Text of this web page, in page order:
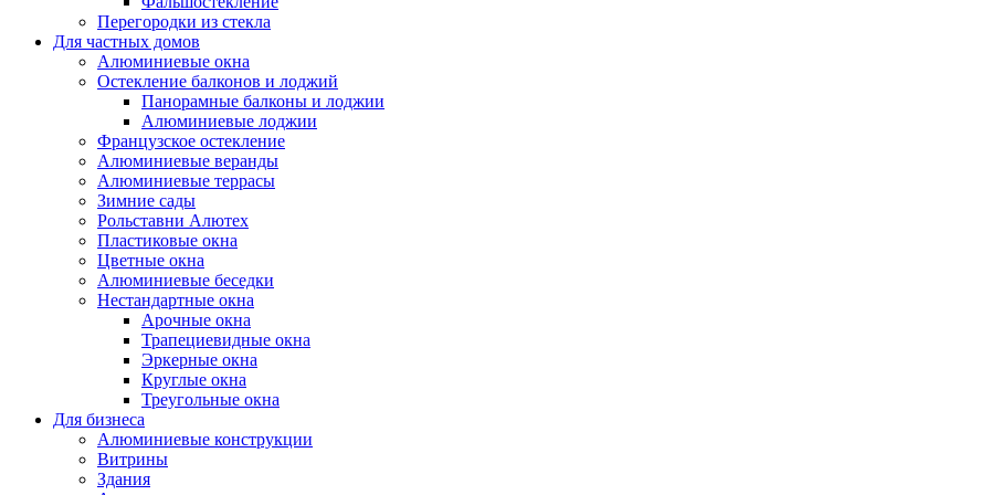
Перегородки из стекла
Для частных домов
Алюминиевые окна
Остекление балконов и лоджий
Панорамные балконы и лоджии
Алюминиевые лоджии
Французское остекление
Алюминиевые веранды
Алюминиевые террасы
Зимние сады
Рольставни Алютех
Пластиковые окна
Цветные окна
Алюминиевые беседки
Нестандартные окна
Арочные окна
Трапециевидные окна
Эркерные окна
Круглые окна
Треугольные окна
Для бизнеса
Алюминиевые конструкции
Витрины
Здания